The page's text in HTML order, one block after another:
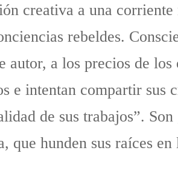
creativa a una
rebeldes.
autor, a los precios de
e intentan compartir sus
de sus trabajos”.
que hunden sus raíces